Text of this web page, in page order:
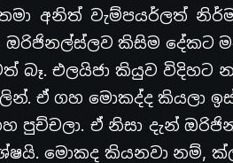
අනිත් වැම්පයර්ලත්
කිසිම දේකට
බෑ. එලයිජා කියුව
ඒ ගහ මොකද්ද කියලා
පුච්චලා. ඒ නිසා දැන්
මොකද කියනවා නම්,